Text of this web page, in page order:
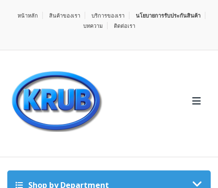
หน้าหลัก สินค้าของเรา บริการของเรา
นโยบายการรับประกันสินค้า
บทความ
ติดต่อเรา
Shop by Department